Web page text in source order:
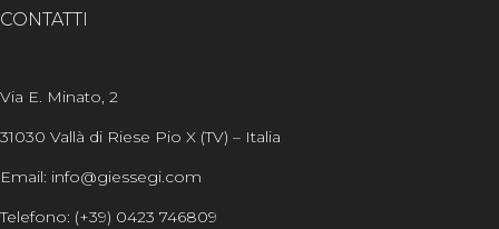
CONTATTI
Via E. Minato, 2
31030 Vallà di Riese Pio X (TV) – Italia
Email: info@giessegi.com
Telefono: (+39) 0423 746809